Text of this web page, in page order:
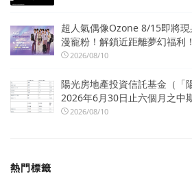
超人氣偶像Ozone 8/15即將
漫寵粉！解鎖近距離夢幻福利！
2026/08/10
陽光房地產投資信託基金（「
2026年6月30日止六個月之中
2026/08/10
熱門標籤